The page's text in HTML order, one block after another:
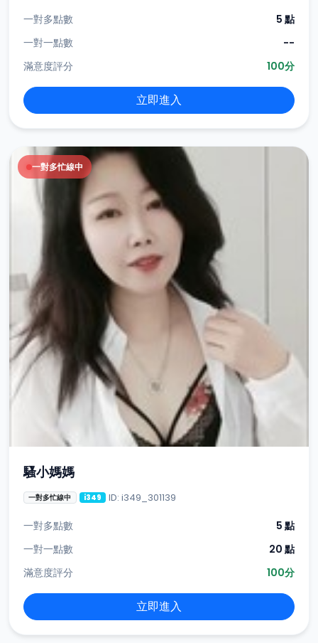
一對多點數
5 點
一對一點數
--
滿意度評分
100分
立即進入
一對多忙線中
騷小媽媽
一對多忙線中 i349 ID: i349_301139
一對多點數
5 點
一對一點數
20 點
滿意度評分
100分
立即進入